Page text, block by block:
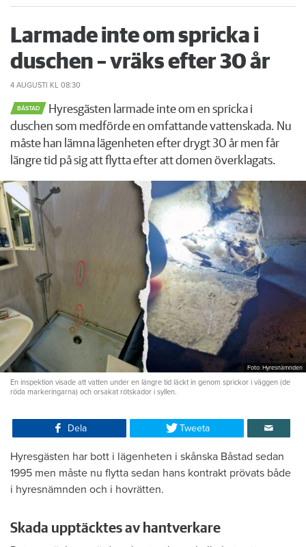
Larmade inte om spricka i
duschen – vräks efter 30 år
4 AUGUSTI KL 08:30
BÅSTAD
Hyresgästen larmade inte om en spricka i
duschen som medförde en omfattande vattenskada. Nu
måste han lämna lägenheten efter drygt 30 år men får
längre tid på sig att flytta efter att domen överklagats.
Foto: Hyresnämnden
En inspektion visade att vatten under en längre tid läckt in genom sprickor i väggen (de
röda markeringarna) och orsakat rötskador i syllen.
Dela Tweeta
Hyresgästen har bott i lägenheten i skånska Båstad sedan
1995 men måste nu flytta sedan hans kontrakt prövats både
i hyresnämnden och i hovrätten.
Skada upptäcktes av hantverkare